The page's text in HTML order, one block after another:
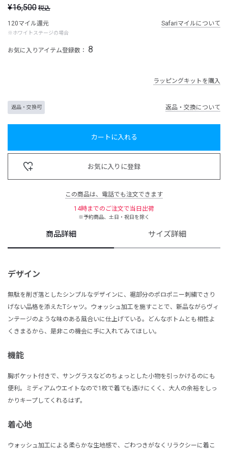
¥16,500 税込
120マイル還元
※ホワイトステージの場合
Safariマイルについて
お気に入りアイテム登録数： 8
ラッピングキットを購入
返品・交換可 返品・交換について
カートに入れる
お気に入りに登録
この商品は、電話でも注文できます
14時までのご注文で当日出荷
※予約商品、土日・祝日を除く
商品詳細 サイズ詳細
デザイン
無駄を削ぎ落としたシンプルなデザインに、裾部分のポロポニー刺繍でさり
げない品格を添えたTシャツ。ウォッシュ加工を施すことで、新品ながらヴィ
ンテージのような味のある風合いに仕上げている。どんなボトムとも相性よ
くきまるから、是非この機会に手に入れてみてほしい。
機能
胸ポケット付きで、サングラスなどのちょっとした小物を引っかけるのにも
便利。ミディアムウエイトなので1枚で着ても透けにくく、大人の余裕をしっ
かりキープしてくれるはず。
着心地
ウォッシュ加工による柔らかな生地感で、ごわつきがなくリラクシーに着こ